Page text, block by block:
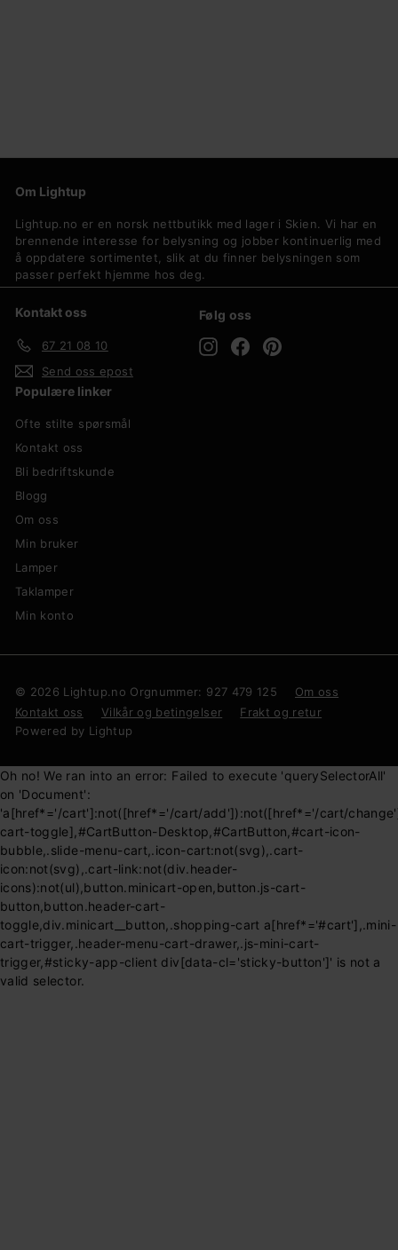
,
Om Lightup
Lightup.no er en norsk nettbutikk med lager i Skien. Vi har en
brennende interesse for belysning og jobber kontinuerlig med
å oppdatere sortimentet, slik at du finner belysningen som
passer perfekt hjemme hos deg.
Kontakt oss
67 21 08 10
Send oss epost
Følg oss
InstagramFacebookPinterest
Populære linker
Ofte stilte spørsmål
Kontakt oss
Bli bedriftskunde
Blogg
Om oss
Min bruker
Lamper
Taklamper
Min konto
© 2026 Lightup.no Orgnummer: 927 479 125
Om oss
Kontakt oss
Vilkår og betingelser
Frakt og retur
Powered by Lightup
Oh no! We ran into an error: Failed to execute 'querySelectorAll'
on 'Document':
'a[href*='/cart']:not([href*='/cart/add']):not([href*='/cart/
cart-toggle],#CartButton-Desktop,#CartButton,#cart-icon-
bubble,.slide-menu-cart,.icon-cart:not(svg),.cart-
icon:not(svg),.cart-link:not(div.header-
icons):not(ul),button.minicart-open,button.js-cart-
button,button.header-cart-
toggle,div.minicart__button,.shopping-cart a[href*='#cart'],.mini-
cart-trigger,.header-menu-cart-drawer,.js-mini-cart-
trigger,#sticky-app-client div[data-cl='sticky-button']' is not a
valid selector.